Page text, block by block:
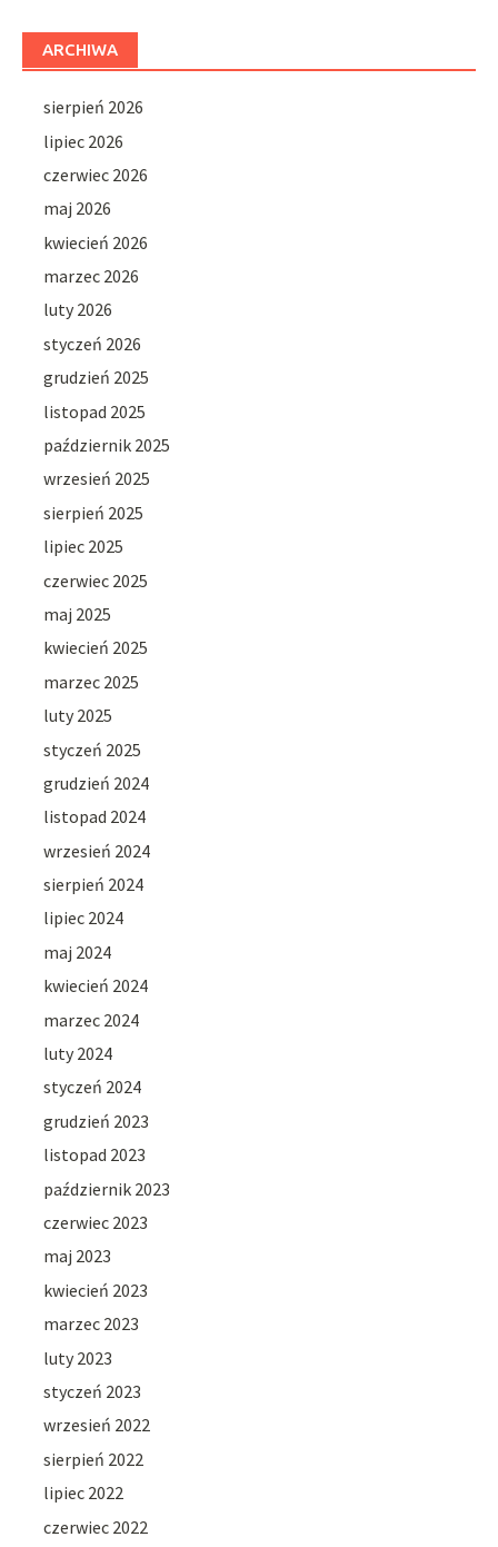
ARCHIWA
sierpień 2026
lipiec 2026
czerwiec 2026
maj 2026
kwiecień 2026
marzec 2026
luty 2026
styczeń 2026
grudzień 2025
listopad 2025
październik 2025
wrzesień 2025
sierpień 2025
lipiec 2025
czerwiec 2025
maj 2025
kwiecień 2025
marzec 2025
luty 2025
styczeń 2025
grudzień 2024
listopad 2024
wrzesień 2024
sierpień 2024
lipiec 2024
maj 2024
kwiecień 2024
marzec 2024
luty 2024
styczeń 2024
grudzień 2023
listopad 2023
październik 2023
czerwiec 2023
maj 2023
kwiecień 2023
marzec 2023
luty 2023
styczeń 2023
wrzesień 2022
sierpień 2022
lipiec 2022
czerwiec 2022